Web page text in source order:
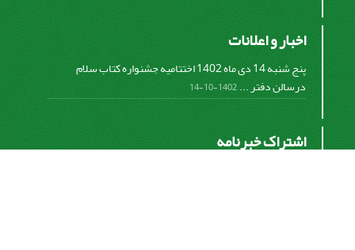
اخبار و اعلانات
پنج شنبه 14 دی ماه 1402 اختتامیه جشنواره کتاب سلام
درسالن دفتر ...1402-10-14
اشتراک خبرنامه